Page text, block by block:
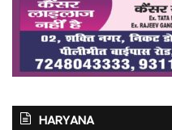
HARYANA